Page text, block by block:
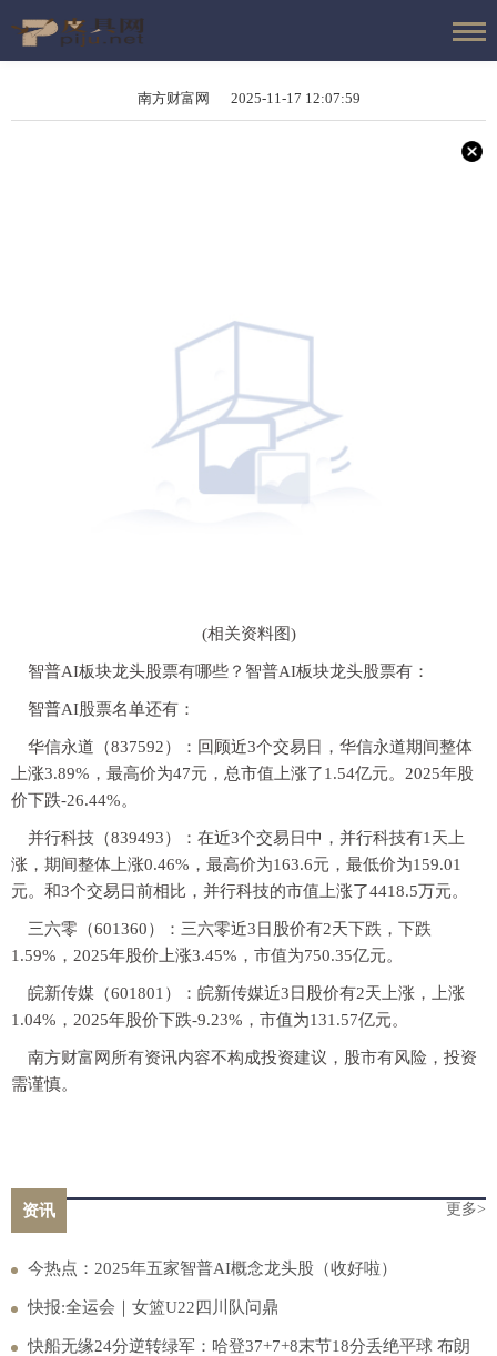
南方财富网 2025-11-17 12:07:59
(相关资料图)
智普AI板块龙头股票有哪些？智普AI板块龙头股票有：
智普AI股票名单还有：
华信永道（837592）：回顾近3个交易日，华信永道期间整体
上涨3.89%，最高价为47元，总市值上涨了1.54亿元。2025年股
价下跌-26.44%。
并行科技（839493）：在近3个交易日中，并行科技有1天上
涨，期间整体上涨0.46%，最高价为163.6元，最低价为159.01
元。和3个交易日前相比，并行科技的市值上涨了4418.5万元。
三六零（601360）：三六零近3日股价有2天下跌，下跌
1.59%，2025年股价上涨3.45%，市值为750.35亿元。
皖新传媒（601801）：皖新传媒近3日股价有2天上涨，上涨
1.04%，2025年股价下跌-9.23%，市值为131.57亿元。
南方财富网所有资讯内容不构成投资建议，股市有风险，投资
需谨慎。
资讯 更多>
今热点：2025年五家智普AI概念龙头股（收好啦）
快报:全运会｜女篮U22四川队问鼎
快船无缘24分逆转绿军：哈登37+7+8末节18分丢绝平球 布朗